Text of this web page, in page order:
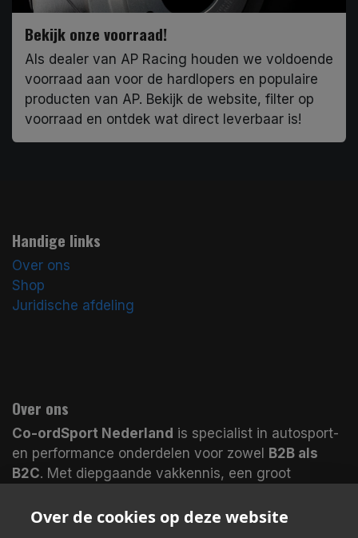
Over de cookies op deze website
Bekijk onze voorraad!
Als dealer van AP Racing houden we voldoende
voorraad aan voor de hardlopers en populaire
producten van AP. Bekijk de website, filter op
voorraad en ontdek wat direct leverbaar is!
Handige links
Over ons
Shop
Juridische afdeling
Over ons
Co-ordSport Nederland is specialist in autosport-
en performance onderdelen voor zowel
B2B als
B2C. Met diepgaande vakkennis, een groot
VKleveren wij veel productendirect uit voorraad